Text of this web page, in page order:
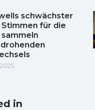
schwächster
für die
in